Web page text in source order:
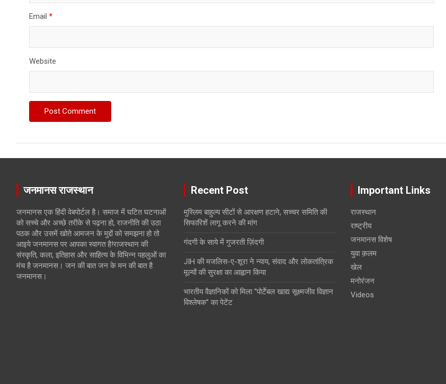
Email *
Website
जनमानस राजस्थान
जनमानस एक हिंदी वेबपोर्टल है। समाज में घटित घटनाओं
को सच्चे और अच्छे तरीके से पढ़ना हो, राजनीति की उठा
पठक और उसमें खोते आमजन के मुद्दों को समझना हो तो
आइये जनमानस पर आपका स्वागत है!राजस्थान की
संस्कृति, कला, इतिहास और साहित्य के विभिन्न पहलुओं का
मंच है जनमानस। जन की बात जन के मन की बात है
जनमानस।
Recent Post
मुस्लिम बाहुल्य सीटों से आरक्षण हटाने, सच्चर समिति की
सिफारिशें लागू करने की मांग
गंदगी के साये में गुजरती ज़िंदगी
JIH की मजलिस-ए-शूरा ने न्याय, संवाद और लोकतांत्रिक
मूल्यों की सुरक्षा का आह्वान किया
भारतीय वैज्ञानिकों को मिला “पोर्टेबल खाद्य सूक्ष्मजीव विज्ञान
विश्लेषक” का पेटेंट
Important Links
राजस्थान
राष्ट्रीय
जनमानस विशेष
युवा क़लम
खेल
मनोरंजन
Videos